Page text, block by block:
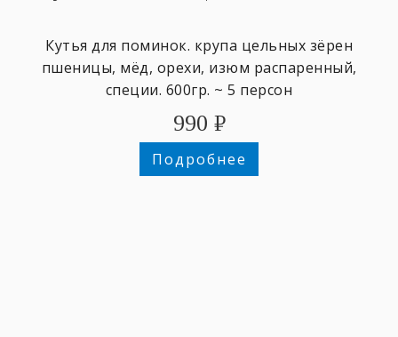
Кутья для поминок. крупа цельных зёрен
пшеницы, мёд, орехи, изюм распаренный,
специи. 600гр. ~ 5 персон
990 ₽
Подробнее